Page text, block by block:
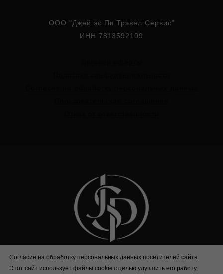
ООО "Джей эс Пи Трэвел Сервис"
ИНН 7813592109
Согласие на обработку персональных данных посетителей сайта
Этот сайт использует файлы cookie с целью улучшить его работу,
office@jsptravel.ru